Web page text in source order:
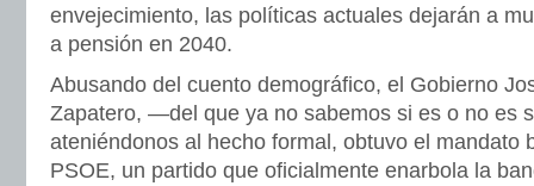
envejecimiento, las políticas actuales dejarán a
a pensión en 2040.
Abusando del cuento demográfico, el Gobierno
Zapatero, —del que ya no sabemos si es o no es
ateniéndonos al hecho formal, obtuvo el mandato
PSOE, un partido que oficialmente enarbola la